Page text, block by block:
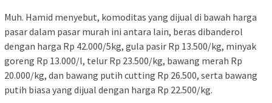
Muh. Hamid menyebut, komoditas yang dijual di bawah harga
pasar dalam pasar murah ini antara lain, beras dibanderol
dengan harga Rp 42.000/5kg, gula pasir Rp 13.500/kg, minyak
goreng Rp 13.000/l, telur Rp 23.500/kg, bawang merah Rp
20.000/kg, dan bawang putih cutting Rp 26.500, serta bawang
putih biasa yang dijual dengan harga Rp 22.500/kg.